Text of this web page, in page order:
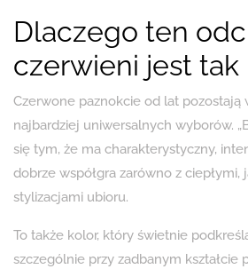
Dlaczego ten
czerwieni jest tak
Czerwone paznokcie od lat pozostają
najbardziej uniwersalnych wyborów.
się tym, że ma charakterystyczny,
dobrze współgra zarówno z ciepłymi,
stylizacjami ubioru.
To także kolor, który świetnie
szczególnie przy zadbanym kształcie